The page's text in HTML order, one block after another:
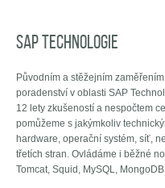
SAP Technologie
Původním a stěžejním
poradenství v oblasti SAP
12 lety zkušeností a nespočtem
pomůžeme s jakýmkoliv
hardware, operační systém, síť,
třetích stran. Ovládáme i běžné
Tomcat, Squid, MySQL, MongoDB